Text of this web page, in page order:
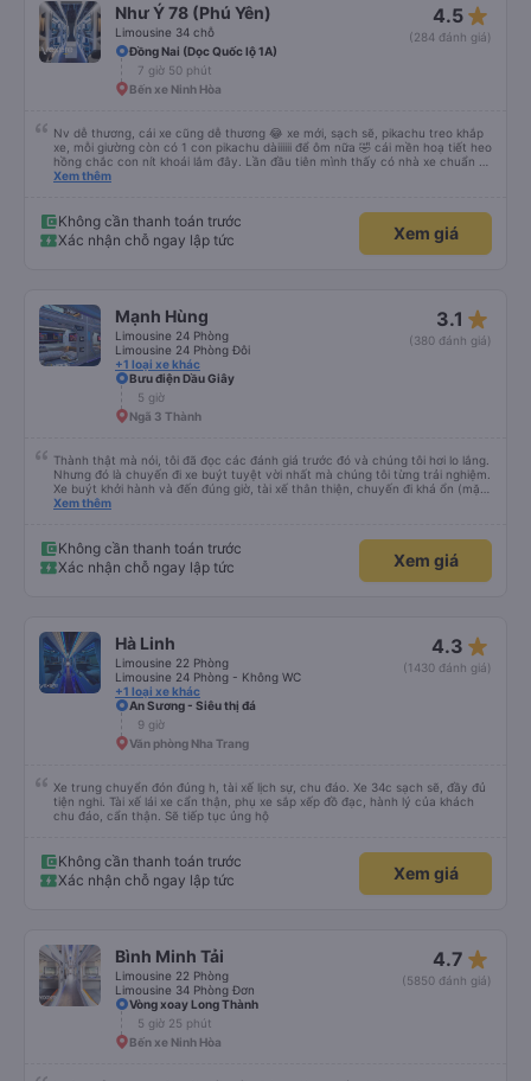
Như Ý 78 (Phú Yên)
Limousine 34 chỗ
4.5 star_rate
(284 đánh giá)
Đồng Nai (Dọc Quốc lộ 1A)
7 giờ 50 phút
Bến xe Ninh Hòa
Nv dễ thương, cái xe cũng dễ thương 😂 xe mới, sạch sẽ, pikachu treo khắp
xe, mỗi giường còn có 1 con pikachu dàiiiiii để ôm nữa 🤣 cái mền hoạ tiết heo
hồng chắc con nít khoái lắm đây. Lần đầu tiên mình thấy có nhà xe chuẩn bị
cả bàn chải đánh răng. Có 2 ông bà cụ lên xe còn được nv dẫn tới tận nơi để
Xem thêm
Không cần thanh toán trước
Xác nhận chỗ ngay lập tức
Xem giá
Mạnh Hùng
Limousine 24 Phòng
Limousine 24 Phòng Đôi
+1 loại xe khác
3.1 star_rate
(380 đánh giá)
Bưu điện Dầu Giây
5 giờ
Ngã 3 Thành
Thành thật mà nói, tôi đã đọc các đánh giá trước đó và chúng tôi hơi lo lắng.
Nhưng đó là chuyến đi xe buýt tuyệt vời nhất mà chúng tôi từng trải nghiệm.
Xe buýt khởi hành và đến đúng giờ, tài xế thân thiện, chuyến đi khá ổn (mặc
dù vẫn hơi xóc, nhưng đó là đặc trưng của Việt Nam ^^), và chỗ ngồi thoải
Xem thêm
Không cần thanh toán trước
Xác nhận chỗ ngay lập tức
Xem giá
Hà Linh
Limousine 22 Phòng
Limousine 24 Phòng - Không WC
+1 loại xe khác
4.3 star_rate
(1430 đánh giá)
An Sương - Siêu thị đá
9 giờ
Văn phòng Nha Trang
Xe trung chuyển đón đúng h, tài xế lịch sự, chu đáo. Xe 34c sạch sẽ, đầy đủ
tiện nghi. Tài xế lái xe cẩn thận, phụ xe sắp xếp đồ đạc, hành lý của khách
chu đáo, cẩn thận. Sẽ tiếp tục ủng hộ
Không cần thanh toán trước
Xác nhận chỗ ngay lập tức
Xem giá
Bình Minh Tải
Limousine 22 Phòng
Limousine 34 Phòng Đơn
4.7 star_rate
(5850 đánh giá)
Vòng xoay Long Thành
5 giờ 25 phút
Bến xe Ninh Hòa